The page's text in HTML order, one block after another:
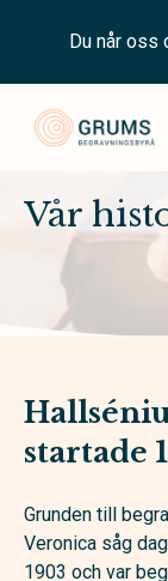
Du når oss
Vår
startade
Grunden till
Veronica såg
1903 och var